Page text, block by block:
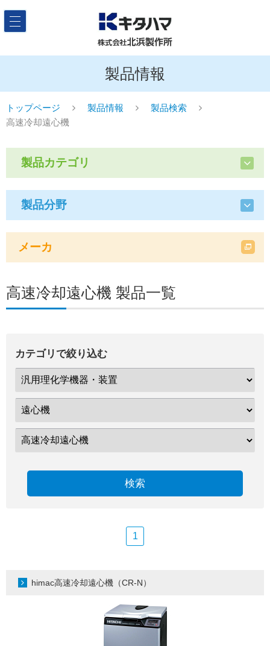
製品情報
トップページ 製品情報
製品検索
高速冷却遠心機
製品カテゴリ
製品分野
メーカ
高速冷却遠心機 製品一覧
カテゴリで絞り込む
検索
1
himac高速冷却遠心機（CR-N）